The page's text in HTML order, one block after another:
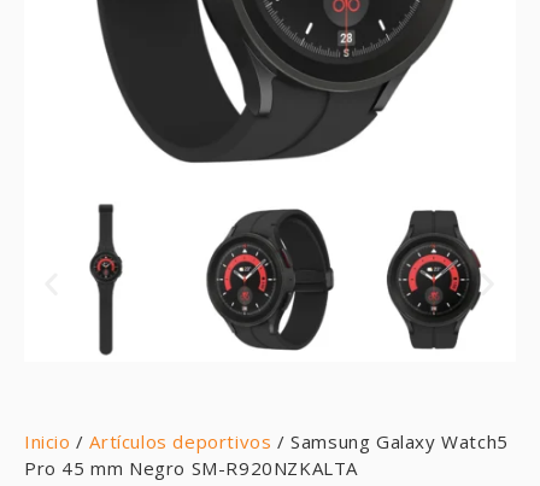
Inicio /Artículos deportivos / Samsung Galaxy Watch5
Pro 45 mm Negro SM-R920NZKALTA